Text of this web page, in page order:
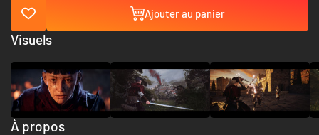
Ajouter au panier
À propos
Visuels